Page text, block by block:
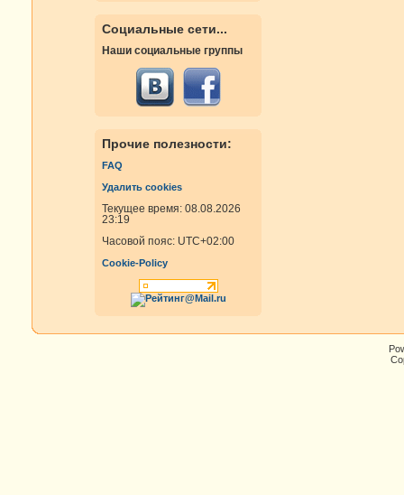
Социальные сети...
Наши социальные группы
Прочие полезности:
FAQ
Удалить cookies
Текущее время: 08.08.2026
23:19
Часовой пояс: UTC+02:00
Cookie-Policy